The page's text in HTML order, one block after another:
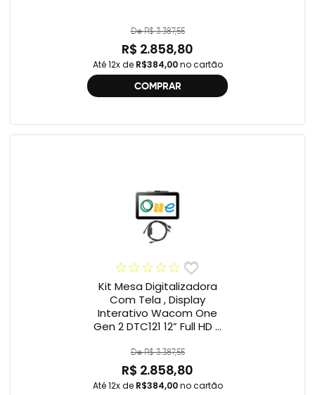
De R$ 3.387,55
R$ 2.858,80
Até 12x de R$384,00no cartão
COMPRAR
Kit Mesa Digitalizadora
Com Tela , Display
Interativo Wacom One
Gen 2 DTC121 12” Full HD +
geração , DTC121 ,
DTH134W,
De R$ 3.387,55
R$ 2.858,80
Até 12x de R$384,00no cartão